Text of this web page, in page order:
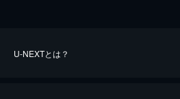
U-NEXTとは？